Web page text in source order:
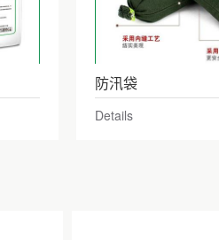
防汛袋
Details